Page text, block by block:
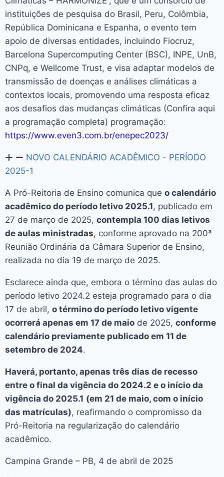
instituições de pesquisa do Brasil, Peru, Colômbia,
República Dominicana e Espanha, o evento tem
apoio de diversas entidades, incluindo Fiocruz,
Barcelona Supercomputing Center (BSC), INPE, UnB,
CNPq, e Wellcome Trust, e visa adaptar modelos de
transmissão de doenças e análises climáticas a
contextos locais, promovendo uma resposta eficaz
aos desafios das mudanças climáticas (Confira aqui
a programação completa) programação:
https://www.even3.com.br/enepec2023/
NOVO CALENDÁRIO ACADÊMICO - PERÍODO
2025-1
A Pró-Reitoria de Ensino comunica que o calendário
acadêmico do período letivo 2025.1, publicado em
27 de março de 2025, contempla 100 dias letivos
de aulas ministradas, conforme aprovado na 200ª
Reunião Ordinária da Câmara Superior de Ensino,
realizada no dia 19 de março de 2025.
Esclarece ainda que, embora o término das aulas do
período letivo 2024.2 esteja programado para o dia
17 de abril, o término do período letivo vigente
ocorrerá apenas em 17 de maio de 2025, conforme
calendário previamente publicado em 11 de
setembro de 2024.
Haverá, portanto, apenas três dias de recesso
entre o final da vigência do 2024.2 e o início da
vigência do 2025.1 (em 21 de maio, com o início
das matrículas), reafirmando o compromisso da
Pró-Reitoria na regularização do calendário
acadêmico.
Campina Grande – PB, 4 de abril de 2025